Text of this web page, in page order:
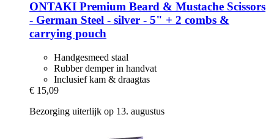
ONTAKI Premium Beard & Mustache Scissors
-​ German Steel -​ silver -​ 5" + 2 combs &
carrying pouch
Handgesmeed staal
Rubber demper in handvat
Inclusief kam & draagtas
€ 15,09
Bezorging uiterlijk op 13. augustus